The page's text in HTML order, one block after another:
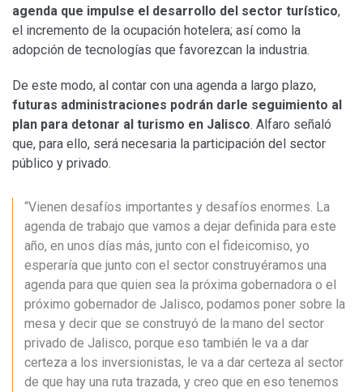
agenda que impulse el desarrollo del sector turístico,
el incremento de la ocupación hotelera; así como la
adopción de tecnologías que favorezcan la industria.
De este modo, al contar con una agenda a largo plazo,
futuras administraciones podrán darle seguimiento al
plan para detonar al turismo en Jalisco. Alfaro señaló
que, para ello, será necesaria la participación del sector
público y privado.
“Vienen desafíos importantes y desafíos enormes. La
agenda de trabajo que vamos a dejar definida para este
año, en unos días más, junto con el fideicomiso, yo
esperaría que junto con el sector construyéramos una
agenda para que quien sea la próxima gobernadora o el
próximo gobernador de Jalisco, podamos poner sobre la
mesa y decir que se construyó de la mano del sector
privado de Jalisco, porque eso también le va a dar
certeza a los inversionistas, le va a dar certeza al sector
de que hay una ruta trazada, y creo que en eso tenemos